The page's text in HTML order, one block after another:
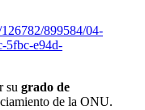
899584/04-
5fbc-e94d-
su grado de
de la ONU.